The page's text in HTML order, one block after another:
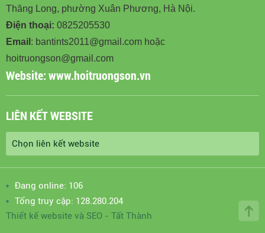
Thăng Long, phường Xuân Phương, Hà Nội.
Điện thoại: 0825205530
Email : bantints2011@gmail.com hoặc
hoitruongson@gmail.com
Website:www.hoitruongson.vn
LIÊN KẾT WEBSITE
Đang online: 106
Tổng truy cập: 128.280.204
Thiết kế website và SEO - Tất Thành